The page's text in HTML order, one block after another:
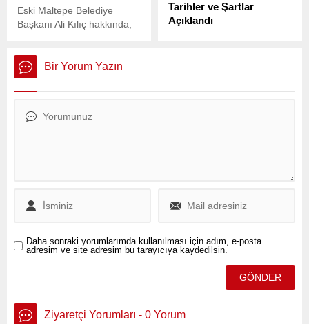
Eski Maltepe Belediye
Başkanı Ali Kılıç hakkında,
suçlarından 3 yıldan 5 yıla
kadar hapis cezası ve 5
milyon lira ile 10 milyon lira
cezası talebiyle dava açıldı.
Tarihler ve Şartlar
Açıklandı
Alımlar; at bakıcısı, bot
Bir Yorum Yazın
Daha sonraki yorumlarımda kullanılması için adım, e-posta
adresim ve site adresim bu tarayıcıya kaydedilsin.
Ziyaretçi Yorumları - 0 Yorum